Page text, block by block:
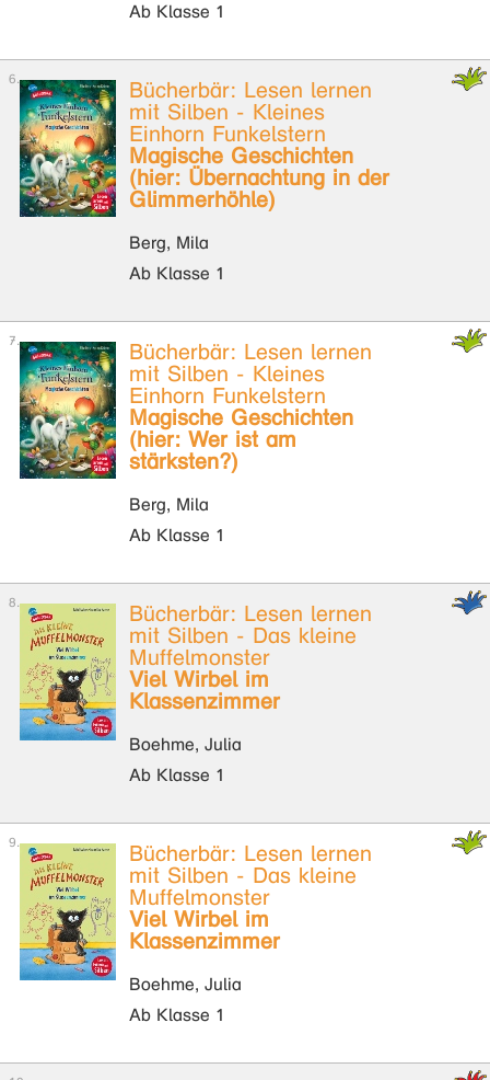
Ab Klasse 1
Bücherbär: Lesen lernen
mit Silben - Kleines
Einhorn Funkelstern
Magische Geschichten
(hier: Übernachtung in der
Glimmerhöhle)
Berg, Mila
Ab Klasse 1
Bücherbär: Lesen lernen
mit Silben - Kleines
Einhorn Funkelstern
Magische Geschichten
(hier: Wer ist am
stärksten?)
Berg, Mila
Ab Klasse 1
Bücherbär: Lesen lernen
mit Silben - Das kleine
Muffelmonster
Viel Wirbel im
Klassenzimmer
Boehme, Julia
Ab Klasse 1
Bücherbär: Lesen lernen
mit Silben - Das kleine
Muffelmonster
Viel Wirbel im
Klassenzimmer
Boehme, Julia
Ab Klasse 1